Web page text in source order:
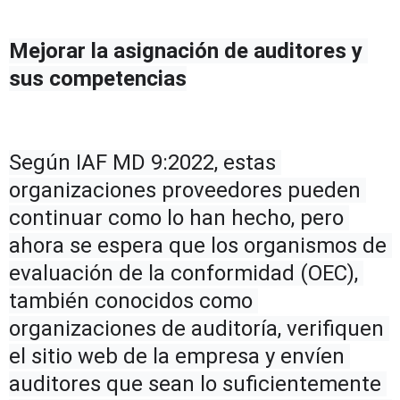
Mejorar la asignación de auditores y
sus competencias
Según IAF MD 9:2022, estas
organizaciones proveedores pueden
continuar como lo han hecho, pero
ahora se espera que los organismos de
evaluación de la conformidad (OEC),
también conocidos como
organizaciones de auditoría, verifiquen
el sitio web de la empresa y envíen
auditores que sean lo suficientemente